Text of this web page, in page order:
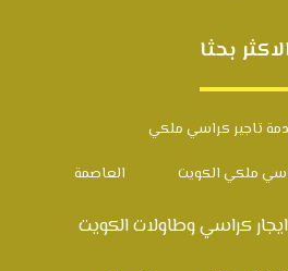
بحثا
تاجير كراسي ملكي
ملكي الكويت العاصمة
ايجار كراسي وطاولات الكويت